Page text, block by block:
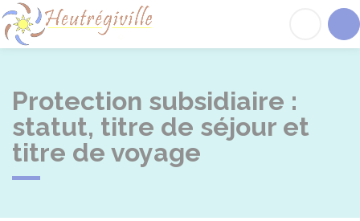
Protection subsidiaire :
statut, titre de séjour et
titre de voyage